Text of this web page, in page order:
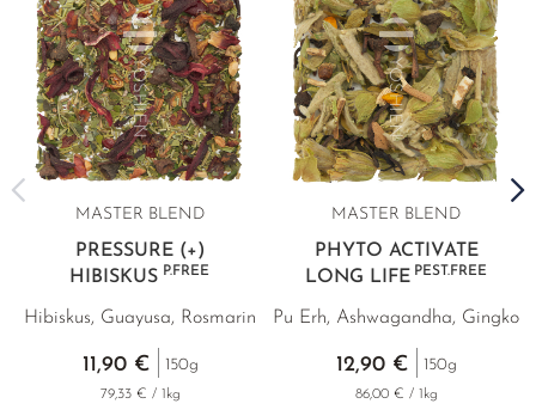
MASTER BLEND
PRESSURE (+)
HIBISKUS P.FREE
Hibiskus, Guayusa, Rosmarin
11,90 € 150g
79,33 € / 1kg
MASTER BLEND
PHYTO ACTIVATE
LONG LIFEPEST.FREE
Pu Erh, Ashwagandha, Gingko
12,90 € 150g
86,00 € / 1kg